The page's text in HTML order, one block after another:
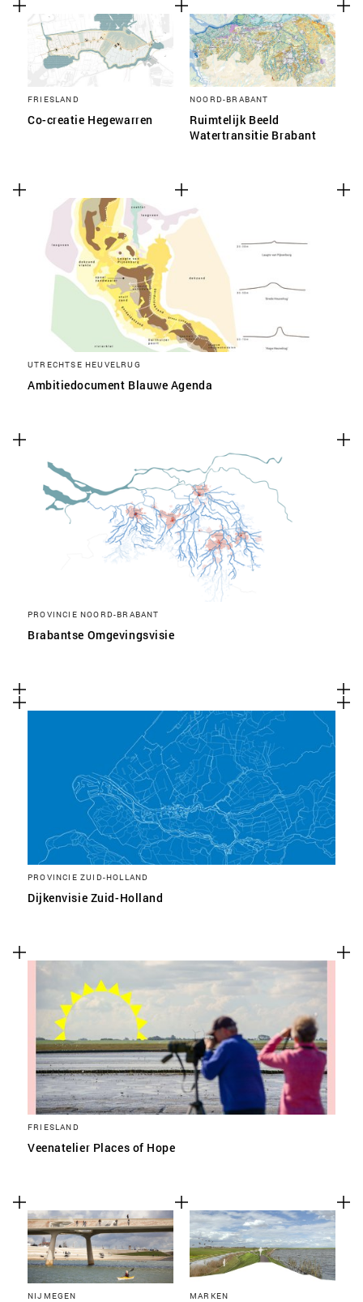
FRIESLAND
Co-creatie Hegewarren
NOORD-BRABANT
Ruimtelijk Beeld
Watertransitie Brabant
UTRECHTSE HEUVELRUG
Ambitiedocument Blauwe Agenda
PROVINCIE NOORD-BRABANT
Brabantse Omgevingsvisie
PROVINCIE ZUID-HOLLAND
Dijkenvisie Zuid-Holland
FRIESLAND
Veenatelier Places of Hope
NIJMEGEN MARKEN